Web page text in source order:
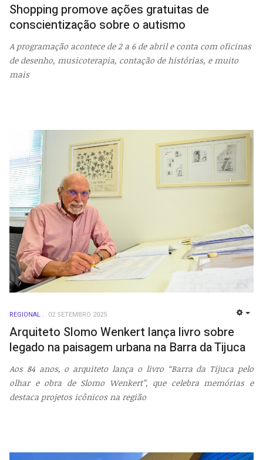
Shopping promove ações gratuitas de
conscientização sobre o autismo
A programação acontece de 2 a 6 de abril e conta com oficinas
de desenho, musicoterapia, contação de histórias, e muito
mais
REGIONAL 02 SETEMBRO 2025
Arquiteto Slomo Wenkert lança livro sobre
legado na paisagem urbana na Barra da Tijuca
Aos 84 anos, o arquiteto lança o livro “Barra da Tijuca pelo
olhar e obra de Slomo Wenkert”, que celebra memórias e
destaca projetos icônicos na região